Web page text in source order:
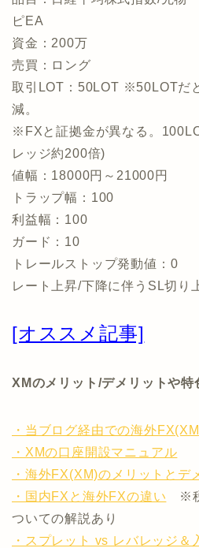
ピEA
資金：200万
売買：ロング
取引LOT：50LOT ※50LOTだ
減。
※FXと証拠金が異なる。
レッジ約200倍)
値幅：18000円～21000円
トラップ幅：100
利益幅：100
ガード：10
トレールストップ発動値：0
レート上昇/下降に伴うSL切り
[オススメ記事]
XMのメリット/デメリットや特
・当ブログ経由での海外
・XMの口座開設マニュアル
・海外FX(XM)のメリットとデ
・国内FXと海外FXの違い ※税
ついての解説あり
・スプレット vs レバレッジ＆